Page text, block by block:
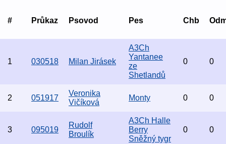
# Průkaz Psovod Pes Chb
1 030518 Milan Jirásek
A3Ch
Yantanee
ze
Shetlandů
0 0
2 051917
Veronika
Vičíková
Monty 0 0
3 095019
Rudolf
Broulík
A3Ch Halle
Berry
Sněžný tygr
0 0